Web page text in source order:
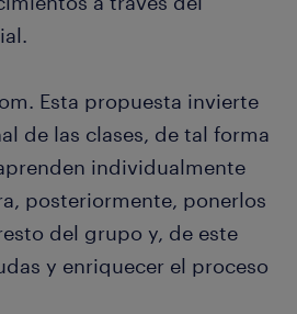
Esta propuesta invierte
de las clases, de tal forma
individualmente
posteriormente, ponerlos
del grupo y, de este
y enriquecer el proceso